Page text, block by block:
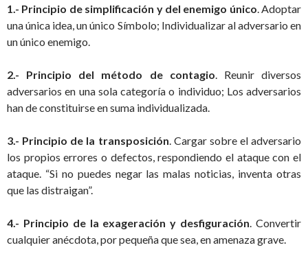
1.- Principio de simplificación y del enemigo único. Adoptar
una única idea, un único Símbolo; Individualizar al adversario en
un único enemigo.
2.- Principio del método de contagio. Reunir diversos
adversarios en una sola categoría o individuo; Los adversarios
han de constituirse en suma individualizada.
3.- Principio de la transposición. Cargar sobre el adversario
los propios errores o defectos, respondiendo el ataque con el
ataque. “Si no puedes negar las malas noticias, inventa otras
que las distraigan”.
4.- Principio de la exageración y desfiguración. Convertir
cualquier anécdota, por pequeña que sea, en amenaza grave.